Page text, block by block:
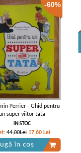
-60%
Perrier - Ghid pentru
super viitor tata
IN STOC
44,00Lei 17,60 Lei
în coș